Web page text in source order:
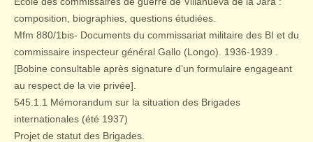
composition, biographies, questions étudiées.
Mfm 880/1bis- Documents du commissariat militaire des BI et du
commissaire inspecteur général Gallo (Longo). 1936-1939 .
[Bobine consultable après signature d’un formulaire engageant
au respect de la vie privée].
545.1.1 Mémorandum sur la situation des Brigades
internationales (été 1937)
Projet de statut des Brigades.